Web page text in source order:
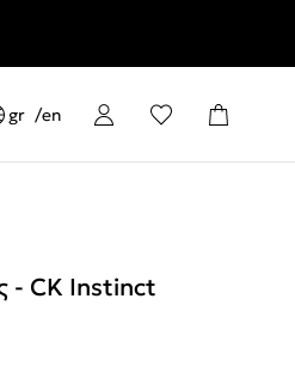
gr en
- CK Instinct